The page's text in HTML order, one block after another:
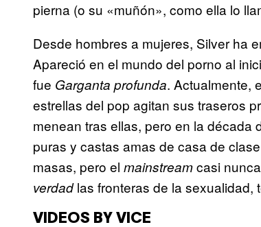
pierna (o su «muñón», como ella lo
Desde hombres a mujeres, Silver ha
Apareció en el mundo del porno al
fue Garganta profunda. Actualmente,
estrellas del pop agitan sus traseros
menean tras ellas, pero en la
puras y castas amas de casa de
masas, pero el mainstreamcasi
verdadlas fronteras de la sexualidad,
VIDEOS BY VICE